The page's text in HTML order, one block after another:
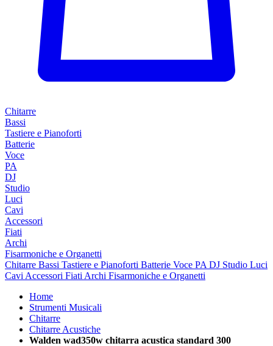
Chitarre
Bassi
Tastiere e Pianoforti
Batterie
Voce
PA
DJ
Studio
Luci
Cavi
Accessori
Fiati
Archi
Fisarmoniche e Organetti
Chitarre Bassi Tastiere e Pianoforti Batterie Voce PA DJ Studio Luci
Cavi Accessori Fiati Archi Fisarmoniche e Organetti
Home
Strumenti Musicali
Chitarre
Chitarre Acustiche
Walden wad350w chitarra acustica standard 300